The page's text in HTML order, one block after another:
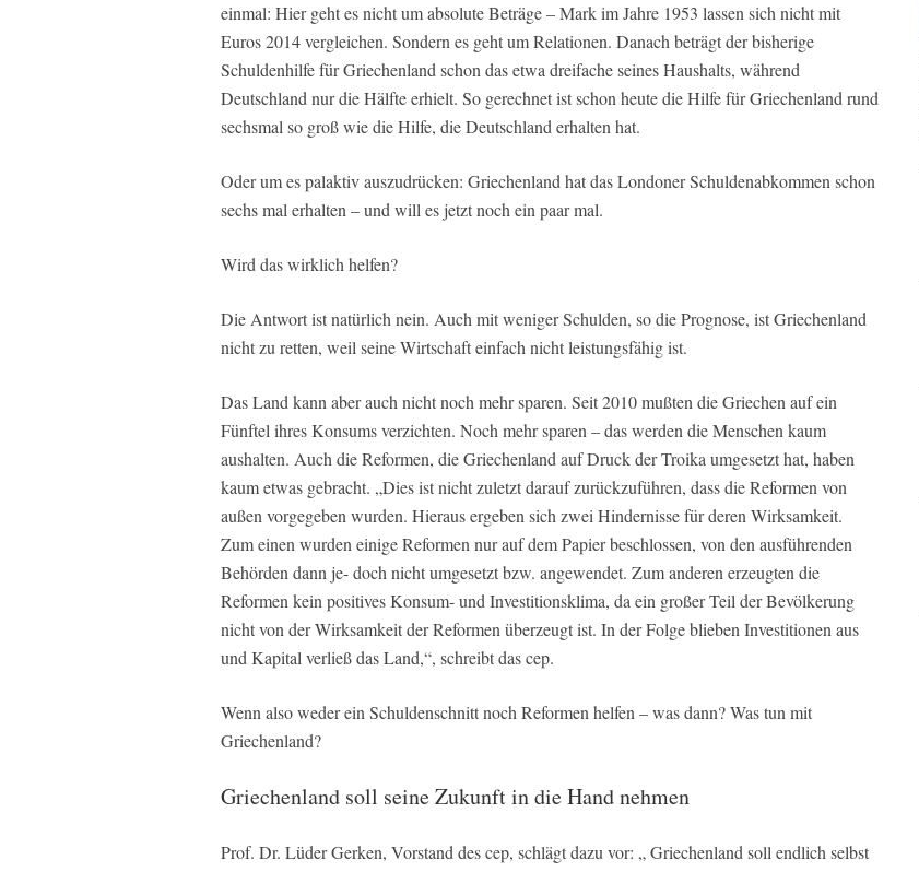
einmal: Hier geht es nicht um absolute Beträge – Mark im Jahre 1953 lassen sich nicht mit
Euros 2014 vergleichen. Sondern es geht um Relationen. Danach beträgt der bisherige
Schuldenhilfe für Griechenland schon das etwa dreifache seines Haushalts, während
Deutschland nur die Hälfte erhielt. So gerechnet ist schon heute die Hilfe für Griechenland rund
sechsmal so groß wie die Hilfe, die Deutschland erhalten hat.
Oder um es palaktiv auszudrücken: Griechenland hat das Londoner Schuldenabkommen schon
sechs mal erhalten – und will es jetzt noch ein paar mal.
Wird das wirklich helfen?
Die Antwort ist natürlich nein. Auch mit weniger Schulden, so die Prognose, ist Griechenland
nicht zu retten, weil seine Wirtschaft einfach nicht leistungsfähig ist.
Das Land kann aber auch nicht noch mehr sparen. Seit 2010 mußten die Griechen auf ein
Fünftel ihres Konsums verzichten. Noch mehr sparen – das werden die Menschen kaum
aushalten. Auch die Reformen, die Griechenland auf Druck der Troika umgesetzt hat, haben
kaum etwas gebracht. „Dies ist nicht zuletzt darauf zurückzuführen, dass die Reformen von
außen vorgegeben wurden. Hieraus ergeben sich zwei Hindernisse für deren Wirksamkeit.
Zum einen wurden einige Reformen nur auf dem Papier beschlossen, von den ausführenden
Behörden dann je- doch nicht umgesetzt bzw. angewendet. Zum anderen erzeugten die
Reformen kein positives Konsum- und Investitionsklima, da ein großer Teil der Bevölkerung
nicht von der Wirksamkeit der Reformen überzeugt ist. In der Folge blieben Investitionen aus
und Kapital verließ das Land,“, schreibt das cep.
Wenn also weder ein Schuldenschnitt noch Reformen helfen – was dann? Was tun mit
Griechenland?
Griechenland soll seine Zukunft in die Hand nehmen
Prof. Dr. Lüder Gerken, Vorstand des cep, schlägt dazu vor: „ Griechenland soll endlich selbst